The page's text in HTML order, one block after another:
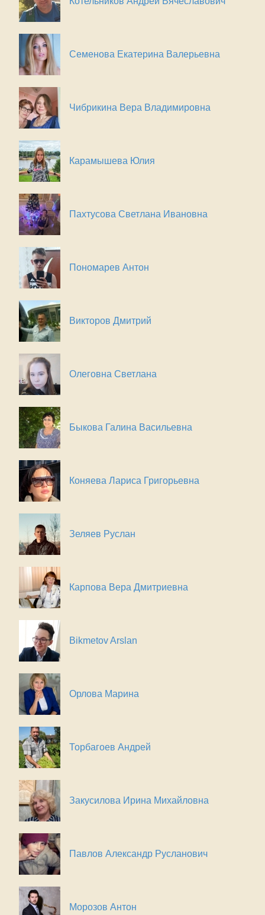
Семенова Екатерина Валерьевна
Чибрикина Вера Владимировна
Карамышева Юлия
Пахтусова Светлана Ивановна
Пономарев Антон
Викторов Дмитрий
Олеговна Светлана
Быкова Галина Васильевна
Коняева Лариса Григорьевна
Зеляев Руслан
Карпова Вера Дмитриевна
Bikmetov Arslan
Орлова Марина
Торбагоев Андрей
Закусилова Ирина Михайловна
Павлов Александр Русланович
Морозов Антон